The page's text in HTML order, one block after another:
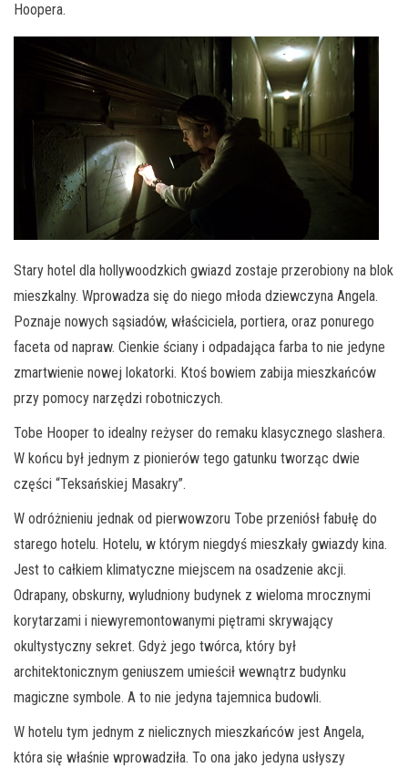
Hoopera.
Stary hotel dla hollywoodzkich gwiazd zostaje przerobiony na blok
mieszkalny. Wprowadza się do niego młoda dziewczyna Angela.
Poznaje nowych sąsiadów, właściciela, portiera, oraz ponurego
faceta od napraw. Cienkie ściany i odpadająca farba to nie jedyne
zmartwienie nowej lokatorki. Ktoś bowiem zabija mieszkańców
przy pomocy narzędzi robotniczych.
Tobe Hooper to idealny reżyser do remaku klasycznego slashera.
W końcu był jednym z pionierów tego gatunku tworząc dwie
części “Teksańskiej Masakry”.
W odróżnieniu jednak od pierwowzoru Tobe przeniósł fabułę do
starego hotelu. Hotelu, w którym niegdyś mieszkały gwiazdy kina.
Jest to całkiem klimatyczne miejscem na osadzenie akcji.
Odrapany, obskurny, wyludniony budynek z wieloma mrocznymi
korytarzami i niewyremontowanymi piętrami skrywający
okultystyczny sekret. Gdyż jego twórca, który był
architektonicznym geniuszem umieścił wewnątrz budynku
magiczne symbole. A to nie jedyna tajemnica budowli.
W hotelu tym jednym z nielicznych mieszkańców jest Angela,
która się właśnie wprowadziła. To ona jako jedyna usłyszy